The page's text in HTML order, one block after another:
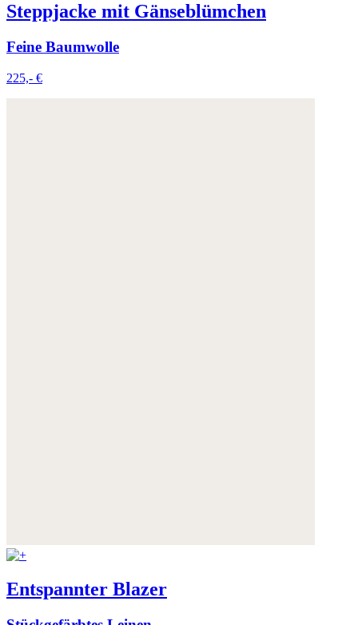
Steppjacke mit Gänseblümchen
Feine Baumwolle
225,- €
Entspannter Blazer